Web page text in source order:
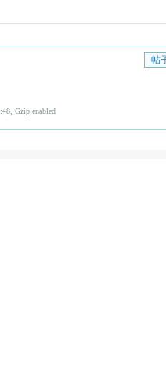
帖
Gzip enabled